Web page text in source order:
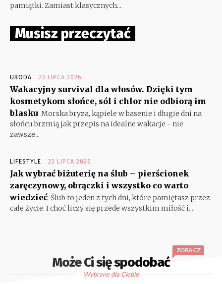
pamiątki. Zamiast klasycznych...
Musisz przeczytać
URODA 23 LIPCA 2026
Wakacyjny survival dla włosów. Dzięki tym
kosmetykom słońce, sól i chlor nie odbiorą im
blasku Morska bryza, kąpiele w basenie i długie dni na
słońcu brzmią jak przepis na idealne wakacje - nie
zawsze...
LIFESTYLE 23 LIPCA 2026
Jak wybrać biżuterię na ślub – pierścionek
zaręczynowy, obrączki i wszystko co warto
wiedzieć Ślub to jeden z tych dni, które pamiętasz przez
całe życie. I choć liczy się przede wszystkim miłość i...
Może Ci się spodobać
ZOBACZ
Wybrane dla Ciebie